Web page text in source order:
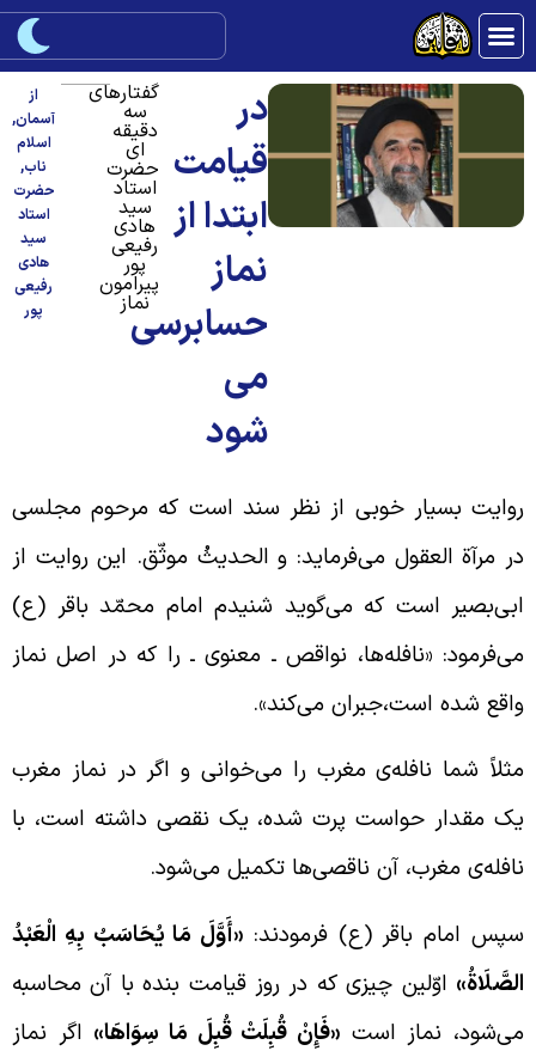
در
قیامت
ابتدا از
نماز
حسابرسی
می
شود
گفتارهای
سه
دقیقه
ای
حضرت
استاد
سید
هادی
رفیعی
پور
پیرامون
نماز
آسمان,
اسلام
ناب,
حضرت
استاد
سید
هادی
رفیعی
پور
بسیار خوبی از نظر سند است که مرحوم مجلسی
مرآة العقول می‌فرماید: و الحدیثُ موثّق. این روایت از
است که می‌گوید شنیدم امام محمّد باقر (ع)
«نافله‌ها، نواقص ـ معنوی ـ را که در اصل نماز
شده است،‌جبران می‌کند».
شما نافله‌ی مغرب را می‌خوانی و اگر در نماز مغرب
مقدار حواست پرت شده،‌ یک نقصی داشته است،‌ با
مغرب، آن ناقصی‌ها تکمیل می‌شود.
امام باقر (ع) فرمودند:«أَوَّلَ مَا يُحَاسَبُ بِهِ الْعَبْدُ
اوّلین چیزی که در روز قیامت بنده با آن محاسبه
نماز است«فَإِنْ قُبِلَتْ قُبِلَ مَا سِوَاهَا»اگر نماز